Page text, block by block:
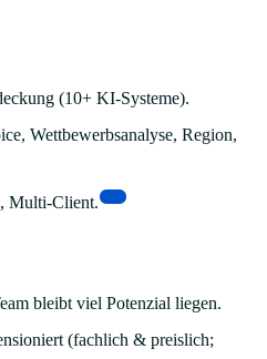
(10+ KI-Systeme).
Wettbewerbsanalyse, Region,
Multi-Client.
bleibt viel Potenzial liegen.
(fachlich & preislich;